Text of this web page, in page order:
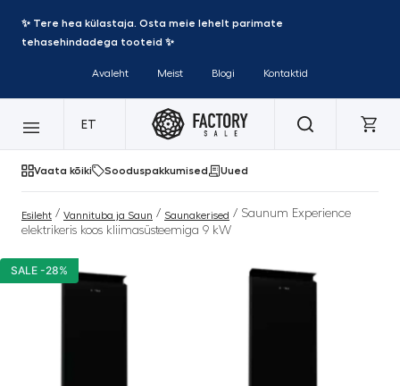
✨ Tere hea külastaja. Osta meie lehelt parimate
tehasehindadega tooteid ✨
Avaleht Meist Blogi Kontaktid
ET
Vaata kõiki Sooduspakkumised Uued
Esileht / Vannituba ja Saun / Saunakerised / Saunum Experience
elektrikeris koos kliimasüsteemiga 9 kW
SALE -28%